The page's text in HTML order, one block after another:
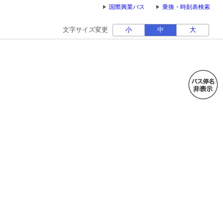
国際興業バス 乗換・時刻表検索
文字サイズ変更 小 中 大